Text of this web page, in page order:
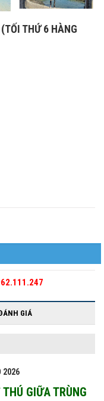
THỨ 6 HÀNG
GIÁ
2026
GIỮA TRÙNG